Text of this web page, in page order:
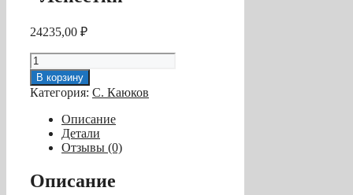
24235,00 ₽
Количество
товара
Кий
для
русского
бильярда
"Мастер"
(чёрный
В корзину
Категория: С. Каюков
Описание
Детали
Отзывы (0)
Описание